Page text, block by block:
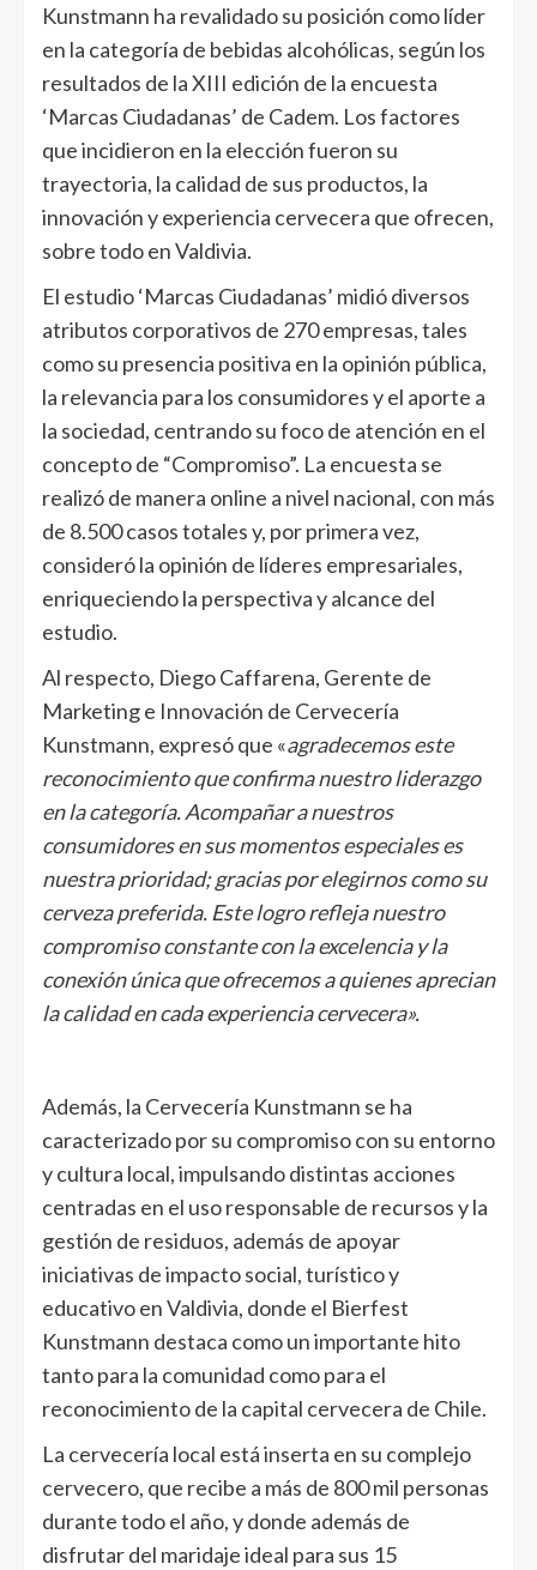
Kunstmann ha revalidado su posición como líder
en la categoría de bebidas alcohólicas, según los
resultados de la XIII edición de la encuesta
‘Marcas Ciudadanas’ de Cadem. Los factores
que incidieron en la elección fueron su
trayectoria, la calidad de sus productos, la
innovación y experiencia cervecera que ofrecen,
sobre todo en Valdivia.
El estudio ‘Marcas Ciudadanas’ midió diversos
atributos corporativos de 270 empresas, tales
como su presencia positiva en la opinión pública,
la relevancia para los consumidores y el aporte a
la sociedad, centrando su foco de atención en el
concepto de “Compromiso”. La encuesta se
realizó de manera online a nivel nacional, con más
de 8.500 casos totales y, por primera vez,
consideró la opinión de líderes empresariales,
enriqueciendo la perspectiva y alcance del
estudio.
Al respecto, Diego Caffarena, Gerente de
Marketing e Innovación de Cervecería
Kunstmann, expresó que «agradecemos este
reconocimiento que confirma nuestro liderazgo
en la categoría. Acompañar a nuestros
consumidores en sus momentos especiales es
nuestra prioridad; gracias por elegirnos como su
cerveza preferida. Este logro refleja nuestro
compromiso constante con la excelencia y la
conexión única que ofrecemos a quienes aprecian
la calidad en cada experiencia cervecera».
Además, la Cervecería Kunstmann se ha
caracterizado por su compromiso con su entorno
y cultura local, impulsando distintas acciones
centradas en el uso responsable de recursos y la
gestión de residuos, además de apoyar
iniciativas de impacto social, turístico y
educativo en Valdivia, donde el Bierfest
Kunstmann destaca como un importante hito
tanto para la comunidad como para el
reconocimiento de la capital cervecera de Chile.
La cervecería local está inserta en su complejo
cervecero, que recibe a más de 800 mil personas
durante todo el año, y donde además de
disfrutar del maridaje ideal para sus 15